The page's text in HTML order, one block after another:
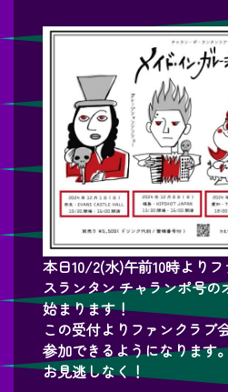
本日10/2(水)午前10時より
スランタン チャランポ号
始まります！
この受付よりファンクラブ
参加できるようになります
お見逃しなく！